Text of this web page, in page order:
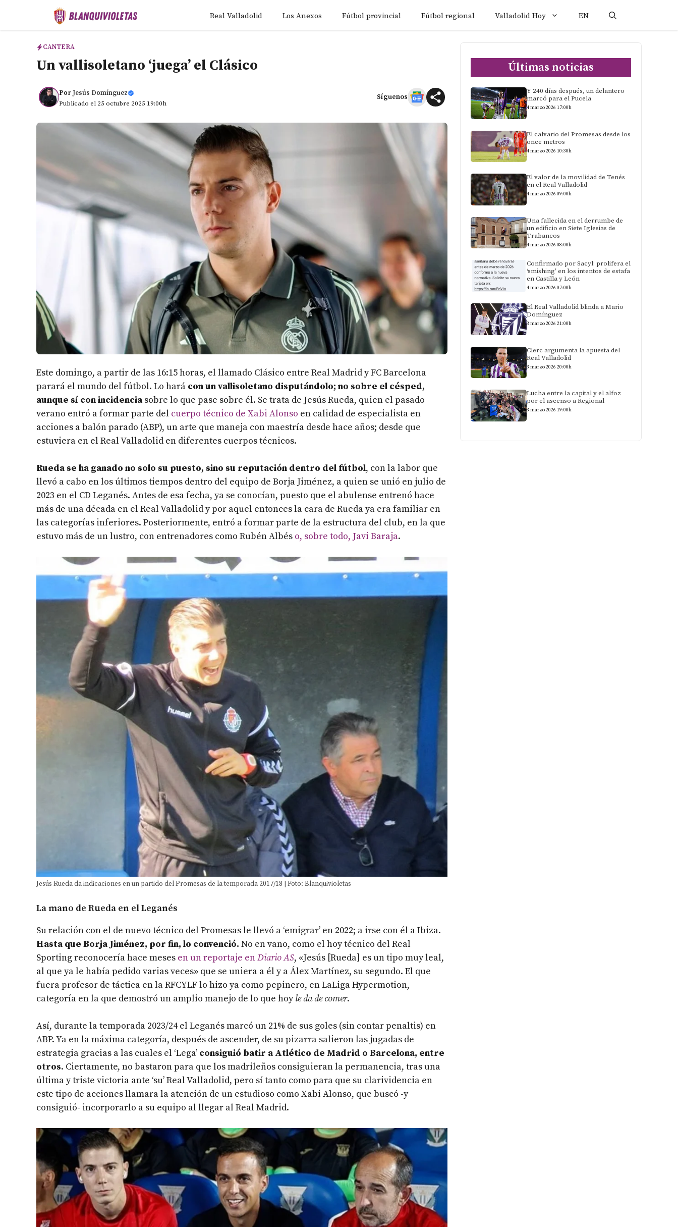
Real Valladolid Los Anexos Fútbol provincial Fútbol regional Valladolid Hoy EN
CANTERA
Un vallisoletano ‘juega’ el Clásico
Por Jesús Domínguez
Publicado el 25 octubre 2025 19:00h
Síguenos
Este domingo, a partir de las 16:15 horas, el llamado Clásico entre Real Madrid y FC Barcelona
parará el mundo del fútbol. Lo hará con un vallisoletano disputándolo; no sobre el césped,
aunque sí con incidencia sobre lo que pase sobre él. Se trata de Jesús Rueda, quien el pasado
verano entró a formar parte del cuerpo técnico de Xabi Alonso en calidad de especialista en
acciones a balón parado (ABP), un arte que maneja con maestría desde hace años; desde que
estuviera en el Real Valladolid en diferentes cuerpos técnicos.
Rueda se ha ganado no solo su puesto, sino su reputación dentro del fútbol, con la labor que
llevó a cabo en los últimos tiempos dentro del equipo de Borja Jiménez, a quien se unió en julio de
2023 en el CD Leganés. Antes de esa fecha, ya se conocían, puesto que el abulense entrenó hace
más de una década en el Real Valladolid y por aquel entonces la cara de Rueda ya era familiar en
las categorías inferiores. Posteriormente, entró a formar parte de la estructura del club, en la que
estuvo más de un lustro, con entrenadores como Rubén Albés o, sobre todo, Javi Baraja.
Jesús Rueda da indicaciones en un partido del Promesas de la temporada 2017/18 | Foto: Blanquivioletas
La mano de Rueda en el Leganés
Su relación con el de nuevo técnico del Promesas le llevó a ‘emigrar’ en 2022; a irse con él a Ibiza.
Hasta que Borja Jiménez, por fin, lo convenció. No en vano, como el hoy técnico del Real
Sporting reconocería hace meses en un reportaje enDiario AS, «Jesús [Rueda] es un tipo muy leal,
al que ya le había pedido varias veces» que se uniera a él y a Álex Martínez, su segundo. El que
fuera profesor de táctica en la RFCYLF lo hizo ya como pepinero, en LaLiga Hypermotion,
categoría en la que demostró un amplio manejo de lo que hoyle da de comer.
Así, durante la temporada 2023/24 el Leganés marcó un 21% de sus goles (sin contar penaltis) en
ABP. Ya en la máxima categoría, después de ascender, de su pizarra salieron las jugadas de
estrategia gracias a las cuales el ‘Lega’ consiguió batir a Atlético de Madrid o Barcelona, entre
otros. Ciertamente, no bastaron para que los madrileños consiguieran la permanencia, tras una
última y triste victoria ante ‘su’ Real Valladolid, pero sí tanto como para que su clarividencia en
este tipo de acciones llamara la atención de un estudioso como Xabi Alonso, que buscó -y
consiguió- incorporarlo a su equipo al llegar al Real Madrid.
Últimas noticias
Y 240 días después, un delantero
marcó para el Pucela
4 marzo 2026 17:00h
El calvario del Promesas desde los
once metros
4 marzo 2026 10:30h
El valor de la movilidad de Tenés
en el Real Valladolid
4 marzo 2026 09:00h
Una fallecida en el derrumbe de
un edificio en Siete Iglesias de
Trabancos
4 marzo 2026 08:00h
Confirmado por Sacyl: prolifera el
‘smishing’ en los intentos de estafa
en Castilla y León
4 marzo 2026 07:00h
El Real Valladolid blinda a Mario
Domínguez
3 marzo 2026 21:00h
Clerc argumenta la apuesta del
Real Valladolid
3 marzo 2026 20:00h
Lucha entre la capital y el alfoz
por el ascenso a Regional
3 marzo 2026 19:00h